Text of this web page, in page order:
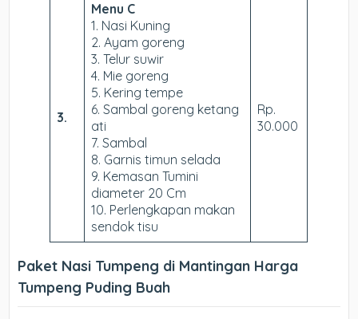
3.
Menu C
1. Nasi Kuning
2. Ayam goreng
3. Telur suwir
4. Mie goreng
5. Kering tempe
6. Sambal goreng ketang
ati
7. Sambal
8. Garnis timun selada
9. Kemasan Tumini
diameter 20 Cm
10. Perlengkapan makan
sendok tisu
Rp.
30.000
Paket Nasi Tumpeng di Mantingan Harga
Tumpeng Puding Buah